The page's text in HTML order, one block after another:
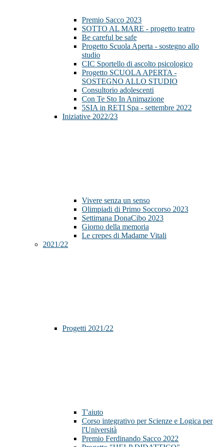
Premio Sacco 2023
SOTTO AL MARE - progetto teatro
Be careful be safe
Progetto Scuola Aperta - sostegno allo
studio
CIC Sportello di ascolto psicologico
Progetto SCUOLA APERTA -
SOSTEGNO ALLO STUDIO
Consultorio adolescenti
Con Te Sto In Animazione
5SIA in RETI Spa - settembre 2022
Iniziative 2022/23
Vivere senza un senso
Olimpiadi di Primo Soccorso 2023
Settimana DonaCibo 2023
Giorno della memoria
Le crepes di Madame Vitali
2021/22
Progetti 2021/22
T'aiuto
Corso integrativo per Scienze e Logica per
l'Università
Premio Ferdinando Sacco 2022